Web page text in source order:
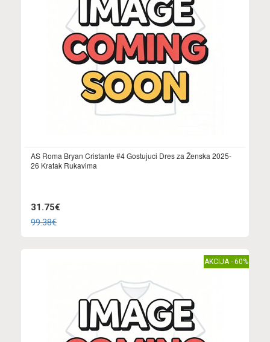
AS Roma Bryan Cristante #4 Gostujuci Dres za Ženska 2025-
26 Kratak Rukavima
31.75€
99.38€
AKCIJA - 60%